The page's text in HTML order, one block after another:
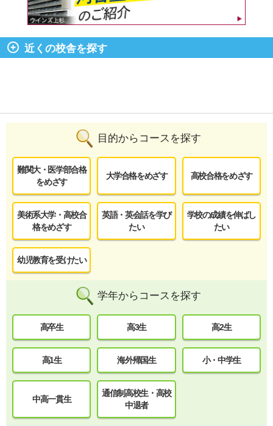
近くの校舎を探す
目的からコースを探す
難関大・医学部合格
をめざす
大学合格をめざす 高校合格をめざす
美術系大学・高校合
格をめざす
英語・英会話を学び
たい
学校の成績を伸ばし
たい
幼児教育を受けたい
学年からコースを探す
高卒生 高3生 高2生
高1生 海外帰国生 小・中学生
中高一貫生
通信制高校生・高校
中退者